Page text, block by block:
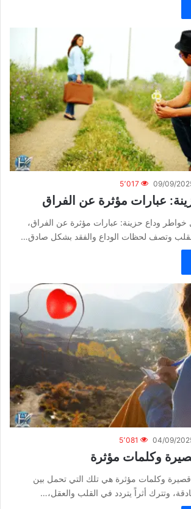
09/09/ 5٬017
عبارات مؤثرة عن الفراق
وداع حزينة: عبارات مؤثرة عن الفراق،
وتصف لحظات الوداع والفقد بشكل صادق…
04/09/ 5٬081
وكلمات مؤثرة
وكلمات مؤثرة هي تلك التي تحمل بين
وتترك أثراً يتردد في القلب والعقل،…